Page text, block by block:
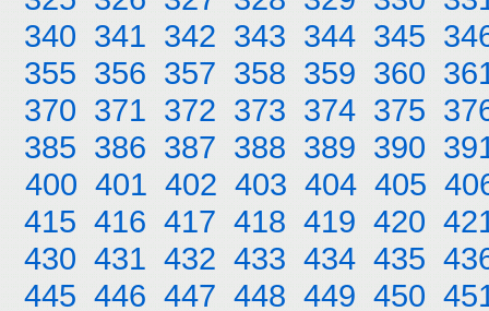
340 341 342 343 344 345
355 356 357 358 359 360
370 371 372 373 374 375
385 386 387 388 389 390
400 401 402 403 404 405
415 416 417 418 419 420
430 431 432 433 434 435
445 446 447 448 449 450